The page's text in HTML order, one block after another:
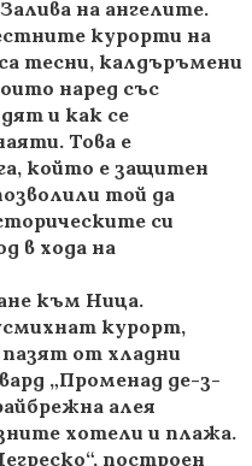
на ангелите.
курорти на
тесни, калдъръмени
наред със
и как се
Това е
който е защитен
той да
си
в хода на
към Ница.
курорт,
от хладни
„Променад де-з-
алея
хотели и плажа.
построен